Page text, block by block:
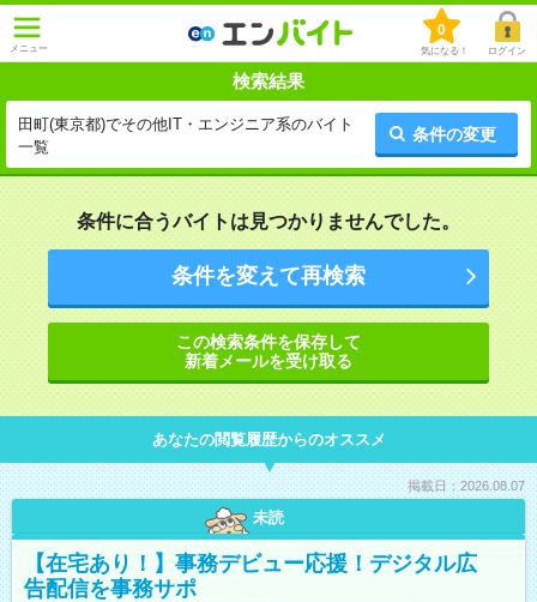
メニュー
0
気になる！ ログイン
検索結果
田町(東京都)でその他IT・エンジニア系のバイト
一覧
条件の変更
条件に合うバイトは見つかりませんでした。
条件を変えて再検索
この検索条件を保存して
新着メールを受け取る
あなたの閲覧履歴からのオススメ
掲載日：2026.08.07
未読
【在宅あり！】事務デビュー応援！デジタル広
告配信を事務サポ